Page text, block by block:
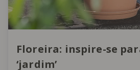
Floreira: inspire-se
‘jardim’